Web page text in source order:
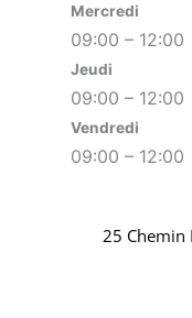
Mercredi
09:00 –
Jeudi
09:00 –
Vendredi
09:00 –
25 Chemin